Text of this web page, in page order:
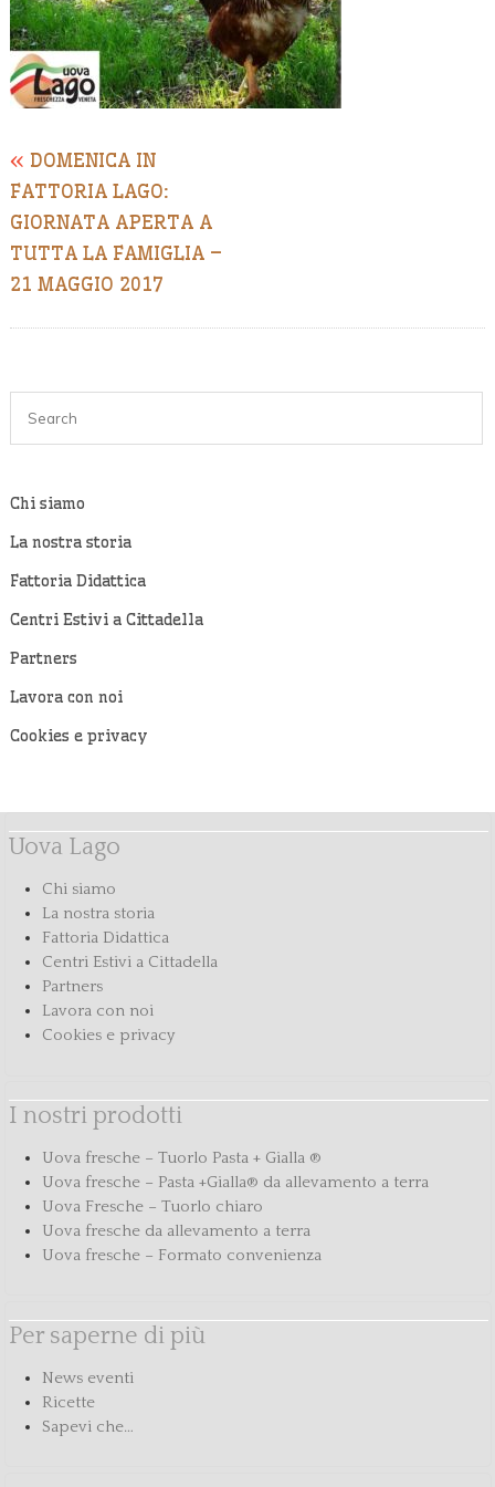
« DOMENICA IN
FATTORIA LAGO:
GIORNATA APERTA A
TUTTA LA FAMIGLIA –
21 MAGGIO 2017
Chi siamo
La nostra storia
Fattoria Didattica
Centri Estivi a Cittadella
Partners
Lavora con noi
Cookies e privacy
Uova Lago
Chi siamo
La nostra storia
Fattoria Didattica
Centri Estivi a Cittadella
Partners
Lavora con noi
Cookies e privacy
I nostri prodotti
Uova fresche – Tuorlo Pasta + Gialla ®
Uova fresche – Pasta +Gialla® da allevamento a terra
Uova Fresche – Tuorlo chiaro
Uova fresche da allevamento a terra
Uova fresche – Formato convenienza
Per saperne di più
News eventi
Ricette
Sapevi che…